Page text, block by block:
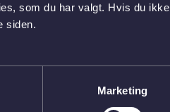
som du har valgt. Hvis du ikke
siden.
Marketing